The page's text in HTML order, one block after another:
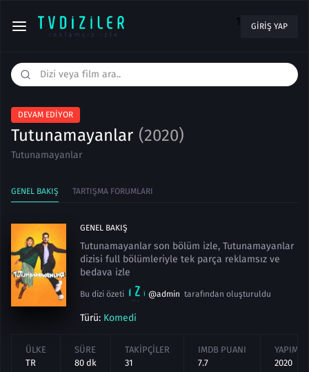
1 GIRIŞ YAP
DEVAM EDIYOR
Tutunamayanlar (2020)
Tutunamayanlar
GENEL BAKIŞ TARTIŞMA FORUMLARI
GENEL BAKIŞ
Tutunamayanlar son bölüm izle, Tutunamayanlar
dizisi full bölümleriyle tek parça reklamsız ve
bedava izle
Bu dizi özeti @admin tarafından oluşturuldu
Türü: Komedi
ÜLKE
TR
SÜRE
80 dk
TAKIPÇILER
31
IMDB PUANI
7.7
YAPIM
2020